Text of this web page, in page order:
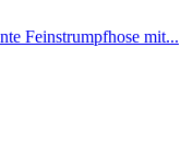
Feinstrumpfhose mit...